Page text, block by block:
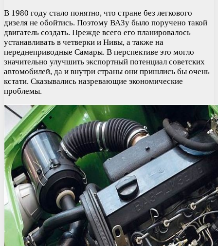
В 1980 году стало понятно, что стране без легкового
дизеля не обойтись. Поэтому ВАЗу было поручено такой
двигатель создать. Прежде всего его планировалось
устанавливать в четверки и Нивы, а также на
переднеприводные Самары. В перспективе это могло
значительно улучшить экспортный потенциал советских
автомобилей, да и внутри страны они пришлись бы очень
кстати. Сказывались назревающие экономические
проблемы.